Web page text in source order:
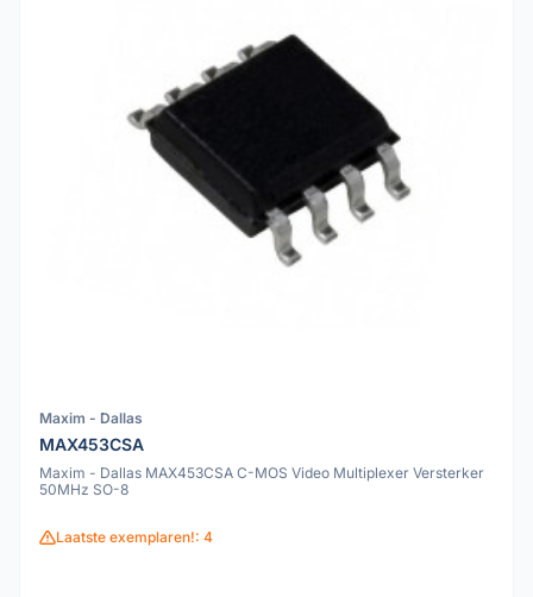
Maxim - Dallas
MAX453CSA
Maxim - Dallas MAX453CSA C-MOS Video Multiplexer Versterker
50MHz SO-8
Laatste exemplaren!: 4